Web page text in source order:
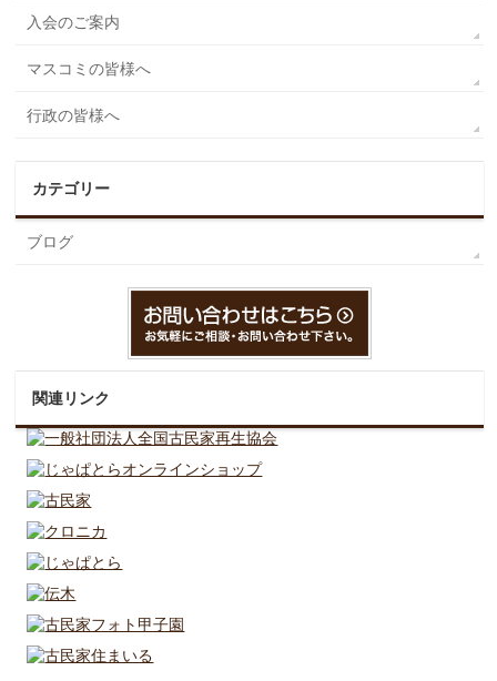
入会のご案内
マスコミの皆様へ
行政の皆様へ
カテゴリー
ブログ
関連リンク